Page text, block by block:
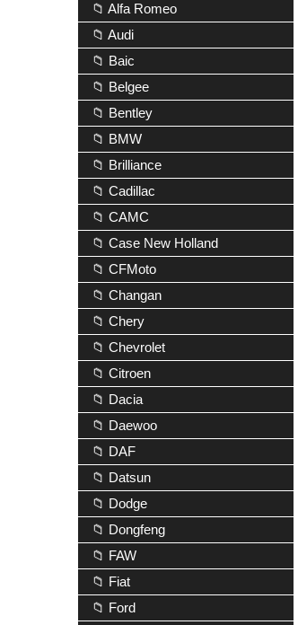
📁 Alfa Romeo
📁 Audi
📁 Baic
📁 Belgee
📁 Bentley
📁 BMW
📁 Brilliance
📁 Cadillac
📁 CAMC
📁 Case New Holland
📁 CFMoto
📁 Changan
📁 Chery
📁 Chevrolet
📁 Citroen
📁 Dacia
📁 Daewoo
📁 DAF
📁 Datsun
📁 Dodge
📁 Dongfeng
📁 FAW
📁 Fiat
📁 Ford